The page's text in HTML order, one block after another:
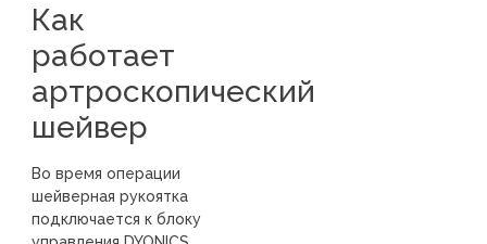
Как
работает
артроскопический
шейвер
Во время операции
шейверная рукоятка
подключается к блоку